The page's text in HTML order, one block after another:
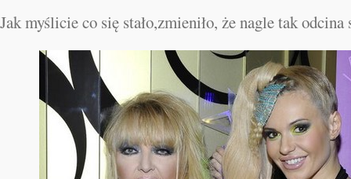
Jak myślicie co się stało,zmieniło, że nagle tak